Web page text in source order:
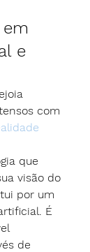
e
com
que
visão do
por um
É
de